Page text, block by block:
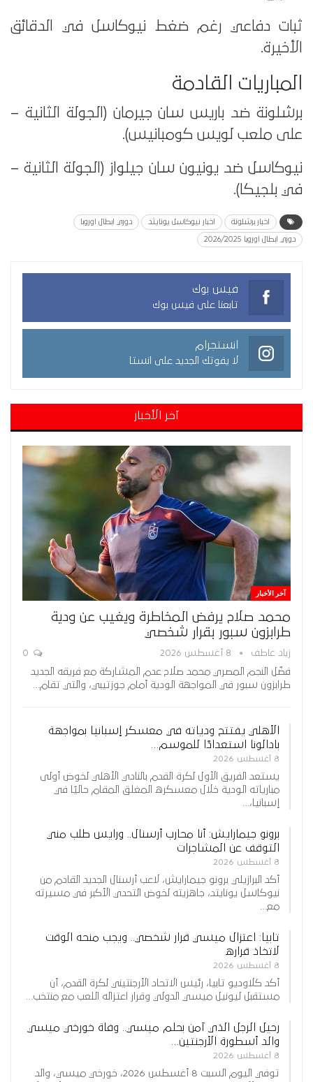
ثبات دفاعي رغم ضغط نيوكاسل في الدقائق
الأخيرة.
المباريات القادمة
برشلونة ضد باريس سان جيرمان (الجولة الثانية –
على ملعب لويس كومبانيس).
نيوكاسل ضد يونيون سان جيلواز (الجولة الثانية –
في بلجيكا).
اخبار برشلونة اخبار نيوكاسل يونايتد دوري ابطال اوروبا
دوري ابطال اوروبا 2026/2025
فيس بوك
تابعنا على فيس بوك
انستجرام
لا يفوتك الجديد على انستا
آخر الأخبار
آخر الأخبار
محمد صلاح يرفض المخاطرة ويغيب عن ودية
طرابزون سبور بقرار شخصي
زياد عاطف 8 أغسطس 2026
فضّل النجم المصري محمد صلاح عدم المشاركة مع فريقه الجديد
طرابزون سبور في المواجهة الودية أمام جوزتيبي، والتي تقام…
الأهلي يفتتح ودياته في معسكر إسبانيا بمواجهة
بادالونا استعدادًا للموسم…
8 أغسطس 2026
يستعد الفريق الأول لكرة القدم بالنادي الأهلي لخوض أولى
مبارياته الودية خلال معسكره المغلق المقام حاليًا في
إسبانيا،…
برونو جيمارايش: أنا محارب أرسنال.. ورايس طلب مني
التوقف عن المشاجرات
8 أغسطس 2026
أكد البرازيلي برونو جيمارايش، لاعب أرسنال الجديد القادم من
نيوكاسل يونايتد، جاهزيته لخوض التحدي الأكبر في مسيرته
مع…
تابيا: اعتزال ميسي قرار شخصي.. ويجب منحه الوقت
لاتخاذ قراره
8 أغسطس 2026
أكد كلاوديو تابيا، رئيس الاتحاد الأرجنتيني لكرة القدم، أن
مستقبل ليونيل ميسي الدولي وقرار اعتزاله اللعب مع منتخب…
رحيل الرجل الذي آمن بحلم ميسي.. وفاة خورخي ميسي
والد أسطورة الأرجنتين…
8 أغسطس 2026
توفي اليوم السبت 8 أغسطس 2026، خورخي ميسي، والد